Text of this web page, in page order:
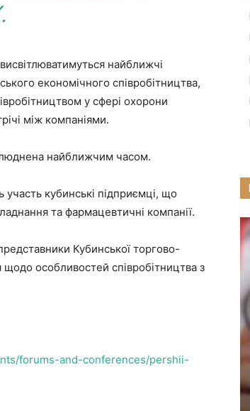
найближчі
економічного співробітництва,
у сфері охорони
між компаніями.
найближчим часом.
участь кубинські підприємці, що
та фармацевтичні компанії.
Кубинської торгово-
щодо особливостей співробітництва з
forums-and-conferences/pershii-